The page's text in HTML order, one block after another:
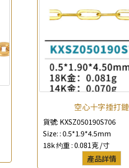
空心十字捶打鏈
貨號: KXSZ050190S706
Size: : 0.5*1.9*4.5mm
18k 约重 :0.081克 /寸
產品詳情